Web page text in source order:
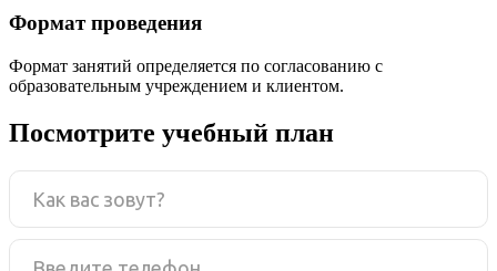
Формат проведения
Формат занятий определяется по согласованию с
образовательным учреждением и клиентом.
Посмотрите учебный план